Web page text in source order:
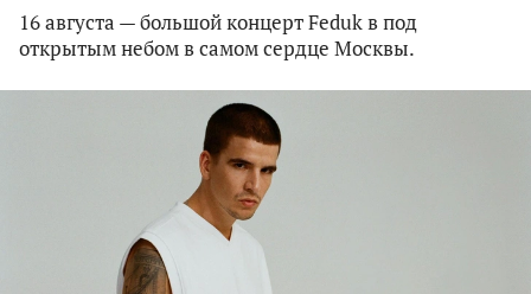
16 августа — большой концерт Feduk в под
открытым небом в самом сердце Москвы.